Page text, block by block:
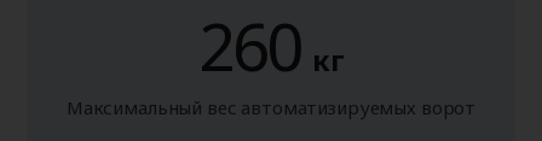
260 кг
Максимальный вес автоматизируемых ворот